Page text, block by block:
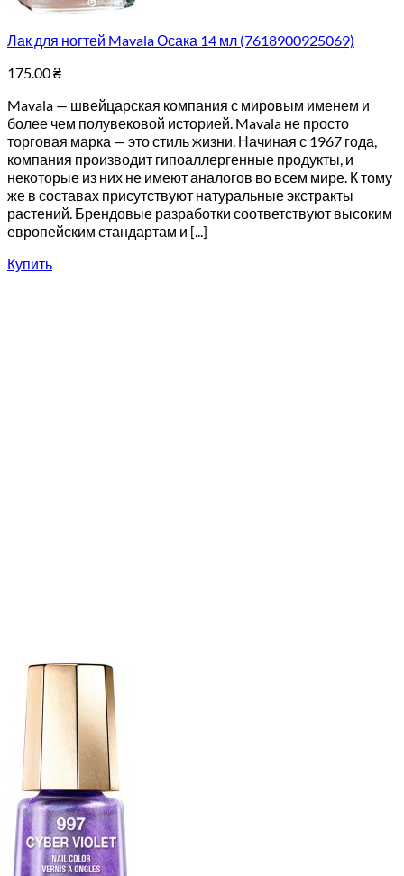
Лак для ногтей Mavala Осака 14 мл (7618900925069)
175.00₴
Mavala — швейцарская компания с мировым именем и
более чем полувековой историей. Mavala не просто
торговая марка — это стиль жизни. Начиная с 1967 года,
компания производит гипоаллергенные продукты, и
некоторые из них не имеют аналогов во всем мире. К тому
же в составах присутствуют натуральные экстракты
растений. Брендовые разработки соответствуют высоким
европейским стандартам и [...]
Купить